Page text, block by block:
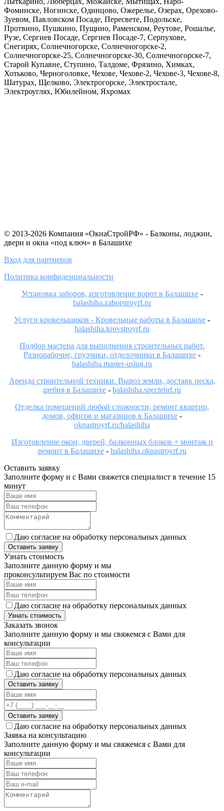
Фоминске, Ногинске, Одинцово, Ожерелье, Озерах, Орехово-
Зуевом, Павловском Посаде, Пересвете, Подольске,
Протвино, Пушкино, Пущино, Раменском, Реутове, Рошалье,
Рузе, Сергиев Посаде, Сергиев Посаде-7, Серпухове,
Снегирях, Солнечногорске, Солнечногорске-2,
Солнечногорске-25, Солнечногорске-30, Солнечногорске-7,
Старой Купавне, Ступино, Талдоме, Фрязино, Химках,
Хотьково, Черноголовке, Чехове, Чехове-2, Чехове-3, Чехове-8,
Шатурах, Щелково, Электрогорске, Электростале,
Электроуглях, Юбилейном, Яхромах
© 2013-2026 Компания «ОкнаСтройРФ» - Балконы, лоджии,
двери и окна «под ключ» в Балашихе
Вход для партнеров
Политика конфиденциальности
Установка заборов, изготовление ворот в Балашихе-
balashiha.zaborstroyrf.ru
Услуги кровельщиков - Кровельные работы в Балашихе -
balashiha.krovstroyrf.ru
Подбор мастера для выполнения строительных работ.
Разнорабочие, грузчики, отделочники в Балашихе -
balashiha.master-uslug.ru
Аренда строительной техники. Вывоз земли, доставк песка,
щебня в Балашихе - balashiha.spectehrf.ru
Отделка помещений любой сложности, ремонт квартир,
домов, офисов и магазинов в Балашихе -
oknastroyrf.ru/balashiha
Изготовление окон, дверей, балконных блоков + монтаж и
ремонт в Балашихе- balashiha.oknastroyrf.ru
Оставить заявку
Заполните форму и с Вами свяжется специалист в течение 15
минут
Даю согласие на обработку персональных данных
Оставить заявку
Узнать стоимость
Заполните данную форму и мы
проконсультируем Вас по стоимости
Даю согласие на обработку персональных данных
Узнать стоимость
Заказать звонок
Заполните данную форму и мы свяжемся с Вами для
консультации
Даю согласие на обработку персональных данных
Оставить заявку
Оставить заявку
Даю согласие на обработку персональных данных
Заявка на консультацию
Заполните данную форму и мы свяжемся с Вами для
консультации